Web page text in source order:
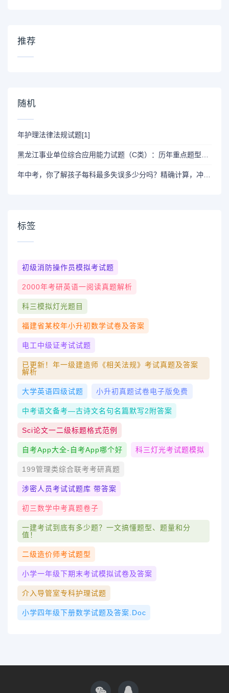
推荐
随机
年护理法律法规试题[1]
黑龙江事业单位综合应用能力试题（C类）：历年重点题型与作答方法
年中考，你了解孩子每科最多失误多少分吗？精确计算，冲A线
标签
初级消防操作员模拟考试题
2000年考研英语一阅读真题解析
科三模拟灯光题目
福建省某校年小升初数学试卷及答案
电工中级证考试试题
已更新！年一级建造师《相关法规》考试真题及答案
解析
大学英语四级试题 小升初真题试卷电子版免费
中考语文备考—古诗文名句名篇默写2附答案
Sci论文一二级标题格式范例
自考app大全-自考app哪个好 科三灯光考试题模拟
199管理类综合联考考研真题
涉密人员考试试题库 带答案
初三数学中考真题卷子
一建考试到底有多少题？一文搞懂题型、题量和分
值！
二级造价师考试题型
小学一年级下期末考试模拟试卷及答案
介入导管室专科护理试题
小学四年级下册数学试题及答案.doc